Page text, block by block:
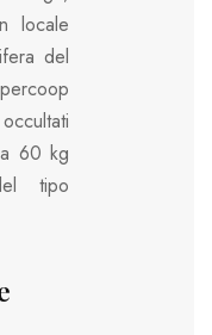
locale
del
60 kg
tipo